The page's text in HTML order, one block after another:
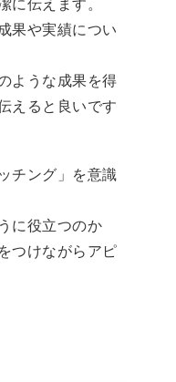
に伝えます。
果や実績につい
ような成果を得
えると良いです
チング」を意識
に役立つのか
つけながらアピ